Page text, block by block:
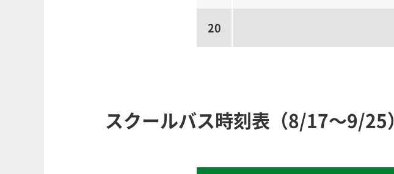
20
スクールバス時刻表（8/17～9/25）